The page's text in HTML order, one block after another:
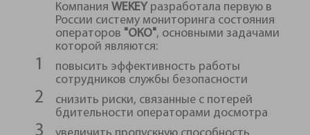
Компания WEKEY разработала первую в
России систему мониторинга состояния
операторов "ОКО", основными задачами
которой являются:
повысить эффективность работы
сотрудников службы безопасности
снизить риски, связанные с потерей
бдительности операторами досмотра